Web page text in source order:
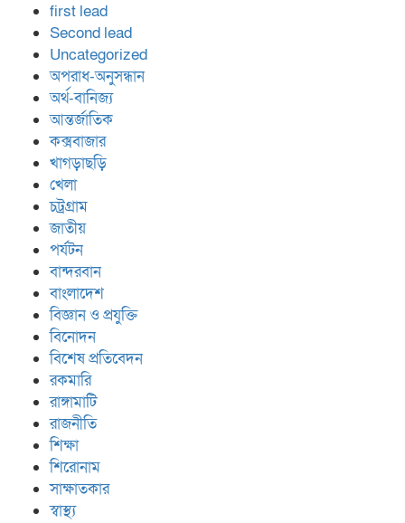
first lead
Second lead
Uncategorized
অপরাধ-অনুসন্ধান
অর্থ-বানিজ্য
আন্তর্জাতিক
কক্সবাজার
খাগড়াছড়ি
খেলা
চট্রগ্রাম
জাতীয়
পর্যটন
বান্দরবান
বাংলাদেশ
বিজ্ঞান ও প্রযুক্তি
বিনোদন
বিশেষ প্রতিবেদন
রকমারি
রাঙ্গামাটি
রাজনীতি
শিক্ষা
শিরোনাম
সাক্ষাতকার
স্বাস্থ্য